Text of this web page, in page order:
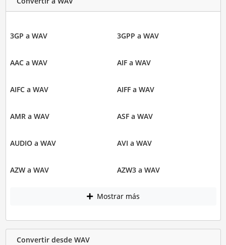
3GP a WAV 3GPP a WAV
AAC a WAV AIF a WAV
AIFC a WAV AIFF a WAV
AMR a WAV ASF a WAV
AUDIO a WAV AVI a WAV
AZW a WAV AZW3 a WAV
Mostrar más
Convertir desde WAV